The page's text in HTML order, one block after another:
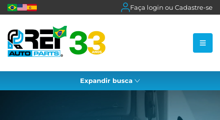
Faça login ou Cadastre-se
Expandir busca